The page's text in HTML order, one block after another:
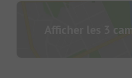
Afficher les 3